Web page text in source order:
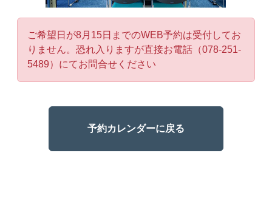
ご希望日が8月15日までのWEB予約は受付してお
りません。恐れ入りますが直接お電話（078-251-
5489）にてお問合せください
予約カレンダーに戻る